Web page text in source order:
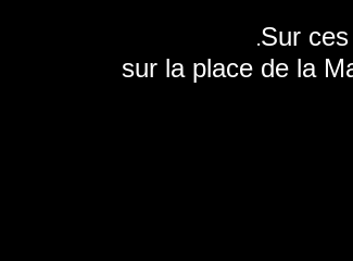
.Sur
sur la place de la